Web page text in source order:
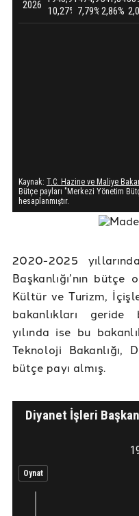
2020-2025
Başkanlığı’nın bütçe
Kültür ve Turizm,
bakanlıkları geride
yılında ise bu
Teknoloji Bakanlığı,
bütçe payı almış.